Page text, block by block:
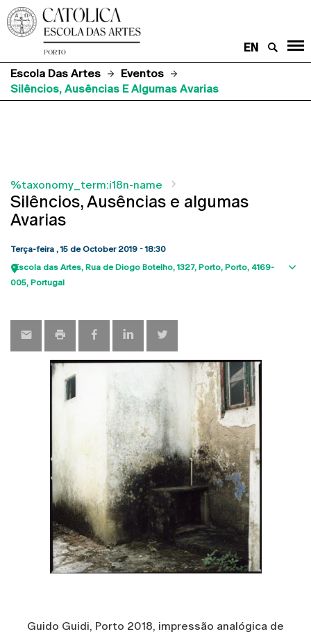
EN
Escola Das Artes
Eventos
Silêncios, Ausências E Algumas Avarias
%taxonomy_term:i18n-name
Silêncios, Ausências e algumas
Avarias
Terça-feira , 15 de October 2019 - 18:30
Escola das Artes Rua de Diogo Botelho, 1327 Porto Porto 4169-
005 Portugal
Guido Guidi, Porto 2018, impressão analógica de